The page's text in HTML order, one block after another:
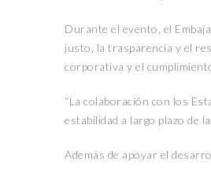
Durante el evento, el
justo, la trasparencia y el
corporativa y el
“La colaboración con los
estabilidad a largo plazo de
Además de apoyar el